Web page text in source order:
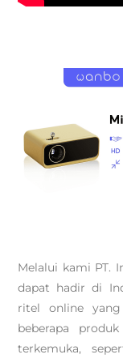
Melalui kami PT.
dapat hadir di
ritel online
beberapa
terkemuka,